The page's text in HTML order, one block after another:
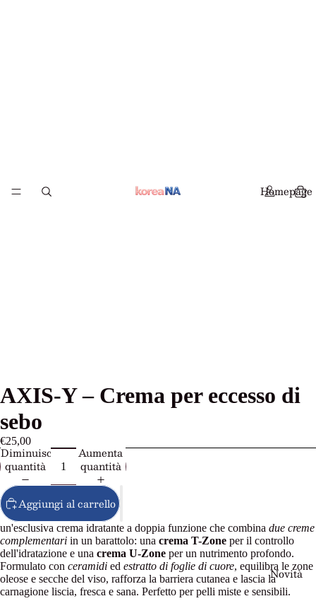
Homepage
Novità
AXIS-Y – Crema per eccesso di
sebo
€25,00
Diminuisci
quantità
Aumenta
quantità
Aggiungi al carrello
un'esclusiva crema idratante a doppia funzione che combina due creme
complementari in un barattolo: una crema T-Zone per il controllo
dell'idratazione e una crema U-Zone per un nutrimento profondo.
Formulato con ceramidi ed estratto di foglie di cuore, equilibra le zone
oleose e secche del viso, rafforza la barriera cutanea e lascia la
carnagione liscia, fresca e sana. Perfetto per pelli miste e sensibili.